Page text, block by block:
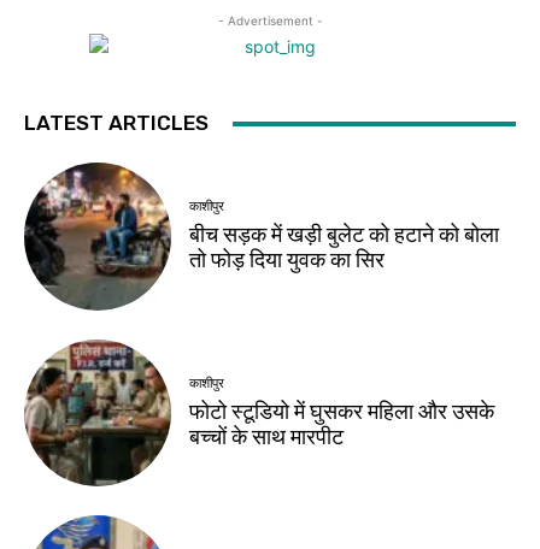
- Advertisement -
LATEST ARTICLES
काशीपुर
बीच सड़क में खड़ी बुलेट को हटाने को बोला
तो फोड़ दिया युवक का सिर
काशीपुर
फोटो स्टूडियो में घुसकर महिला और उसके
बच्चों के साथ मारपीट